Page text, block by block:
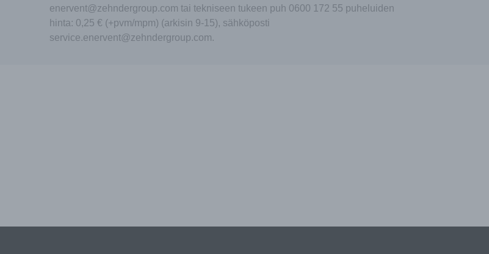
enervent@zehndergroup.com tai tekniseen tukeen puh 0600 172 55 puheluiden
hinta: 0,25 € (+pvm/mpm) (arkisin 9-15), sähköposti
service.enervent@zehndergroup.com.